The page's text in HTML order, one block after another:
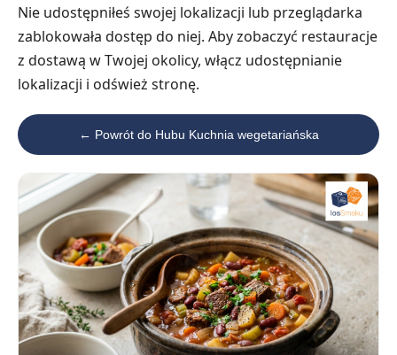
Nie udostępniłeś swojej lokalizacji lub przeglądarka
zablokowała dostęp do niej. Aby zobaczyć restauracje
z dostawą w Twojej okolicy, włącz udostępnianie
lokalizacji i odśwież stronę.
← Powrót do Hubu Kuchnia wegetariańska